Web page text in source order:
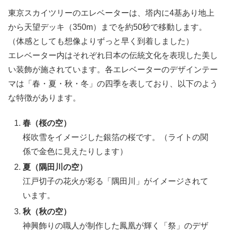
東京スカイツリーのエレベーターは、塔内に4基あり地上
から天望デッキ（350m）までを約50秒で移動します。
（体感としても想像よりずっと早く到着しました）
エレベーター内はそれぞれ日本の伝統文化を表現した美し
い装飾が施されています。各エレベーターのデザインテー
マは「春・夏・秋・冬」の四季を表しており、以下のよう
な特徴があります。
春（桜の空）
桜吹雪をイメージした銀箔の桜です。（ライトの関
係で金色に見えたりします）
夏（隅田川の空）
江戸切子の花火が彩る「隅田川」がイメージされて
います。
秋（秋の空）
神興飾りの職人が制作した鳳凰が輝く「祭」のデザ